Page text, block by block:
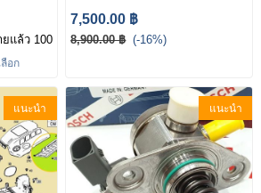
95
แล้ว 100
อก
E300 BuleTech
A2125280100 #M651
Enigne
7,500.00 ฿
8,900.00 ฿ (-16%)
แนะนำ แนะนำ